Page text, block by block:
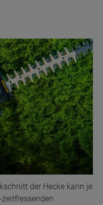
der Hecke kann je